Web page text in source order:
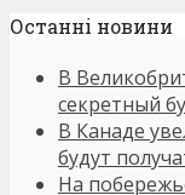
Останнi новини
В
секретный
В Канаде
будут
На